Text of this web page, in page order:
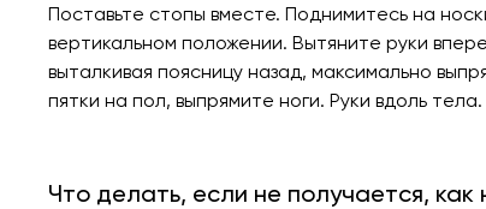
Поставьте стопы вместе. Поднимитесь на
вертикальном положении. Вытяните руки
выталкивая поясницу назад, максимально
пятки на пол, выпрямите ноги. Руки вдоль тела.
Что делать, если не получается, как